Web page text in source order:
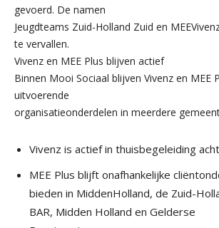
gevoerd. De namen
Jeugdteams Zuid-Holland Zuid en
te vervallen.
Vivenz en MEE Plus blijven actief
Binnen Mooi Sociaal blijven Vivenz en MEE
uitvoerende
organisatieonderdelen in meerdere
Vivenz is actief in thuisbegeleiding
MEE Plus blijft onafhankelijke
bieden in MiddenHolland, de Zuid-
BAR, Midden Holland en Gelderse